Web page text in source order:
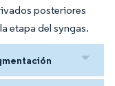
posteriores
etapa del syngas.